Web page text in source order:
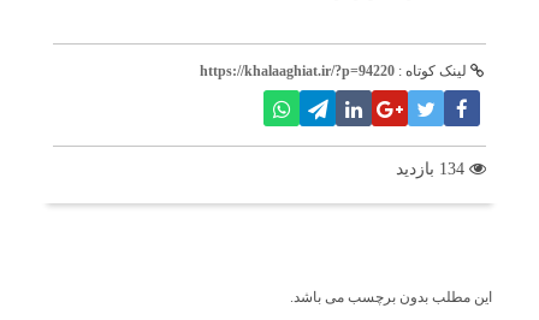
لینک کوتاه : https://khalaaghiat.ir/?p=94220
این مطلب بدون برچسب می باشد.